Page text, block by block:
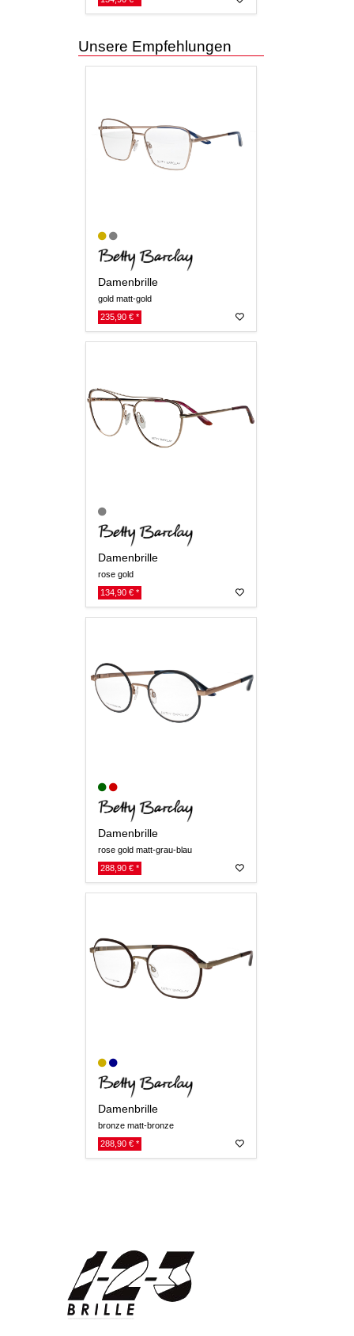
Unsere Empfehlungen
Damenbrille
gold matt-gold
235,90 € *
Damenbrille
rose gold
134,90 € *
Damenbrille
rose gold matt-grau-blau
288,90 € *
Damenbrille
bronze matt-bronze
288,90 € *